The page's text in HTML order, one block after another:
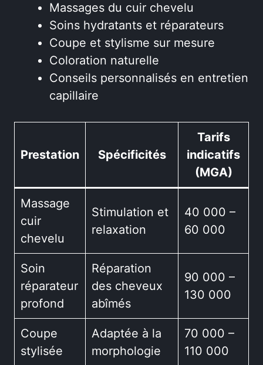
Massages du cuir chevelu
Soins hydratants et réparateurs
Coupe et stylisme sur mesure
Coloration naturelle
Conseils personnalisés en entretien
capillaire
Prestation Spécificités
Tarifs
indicatifs
(MGA)
Massage
cuir
chevelu
Stimulation et
relaxation
40 000 –
60 000
Soin
réparateur
profond
Réparation
des cheveux
abîmés
90 000 –
130 000
Coupe
stylisée
Adaptée à la
morphologie
70 000 –
110 000